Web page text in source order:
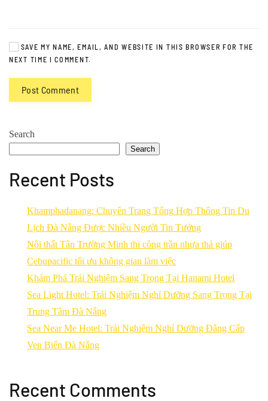
SAVE MY NAME, EMAIL, AND WEBSITE IN THIS BROWSER FOR THE
NEXT TIME I COMMENT.
Post Comment
Search
Search
Recent Posts
Khamphadanang: Chuyên Trang Tổng Hợp Thông Tin Du
Lịch Đà Nẵng Được Nhiều Người Tin Tưởng
Nội thất Tân Trường Minh thi công trần nhựa thả giúp
Cebupacific tối ưu không gian làm việc
Khám Phá Trải Nghiệm Sang Trọng Tại Hanami Hotel
Sea Light Hotel: Trải Nghiệm Nghỉ Dưỡng Sang Trọng Tại
Trung Tâm Đà Nẵng
Sea Near Me Hotel: Trải Nghiệm Nghỉ Dưỡng Đẳng Cấp
Ven Biển Đà Nẵng
Recent Comments